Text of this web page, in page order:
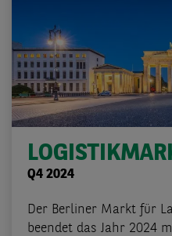
Q4 2024
Der Berliner Markt für
beendet das Jahr 2024